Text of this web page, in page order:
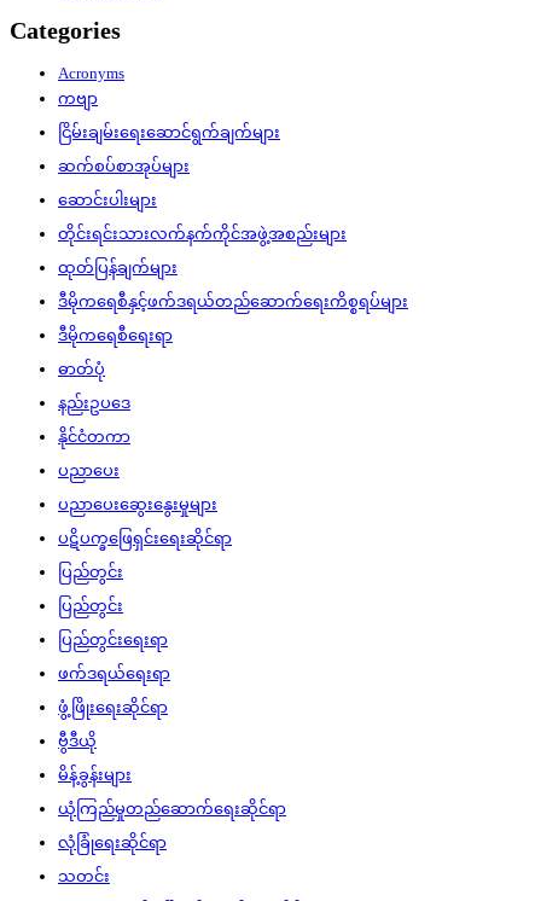
Categories
Acronyms
ကဗျာ
ငြိမ်းချမ်းရေးဆောင်ရွက်ချက်များ
ဆက်စပ်စာအုပ်များ
ဆောင်းပါးများ
တိုင်းရင်းသားလက်နက်ကိုင်အဖွဲ့အစည်းများ
ထုတ်ပြန်ချက်များ
ဒီမိုကရေစီနှင့်ဖက်ဒရယ်တည်ဆောက်‌ရေးကိစ္စရပ်များ
ဒီမိုကရေစီရေးရာ
ဓာတ်ပုံ
နည်းဥပဒေ
နိုင်ငံတကာ
ပညာပေး
ပညာပေးဆွေးနွေးမှုများ
ပဋိပက္ခဖြေရှင်းရေးဆိုင်ရာ
ပြည်တွင်း
ပြည်တွင်း
ပြည်တွင်းရေးရာ
ဖက်ဒရယ်ရေးရာ
ဖွံ့ဖြိုးရေးဆိုင်ရာ
ဗွီဒီယို
မိန့်ခွန်းများ
ယုံကြည်မှုတည်ဆောက်ရေးဆိုင်ရာ
လုံခြုံရေးဆိုင်ရာ
သတင်း